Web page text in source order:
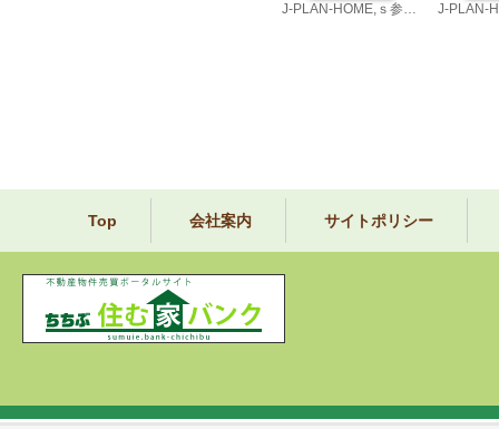
J-PLAN-HOME,ｓ参考プランです
Top 会社案内 サイトポリシー